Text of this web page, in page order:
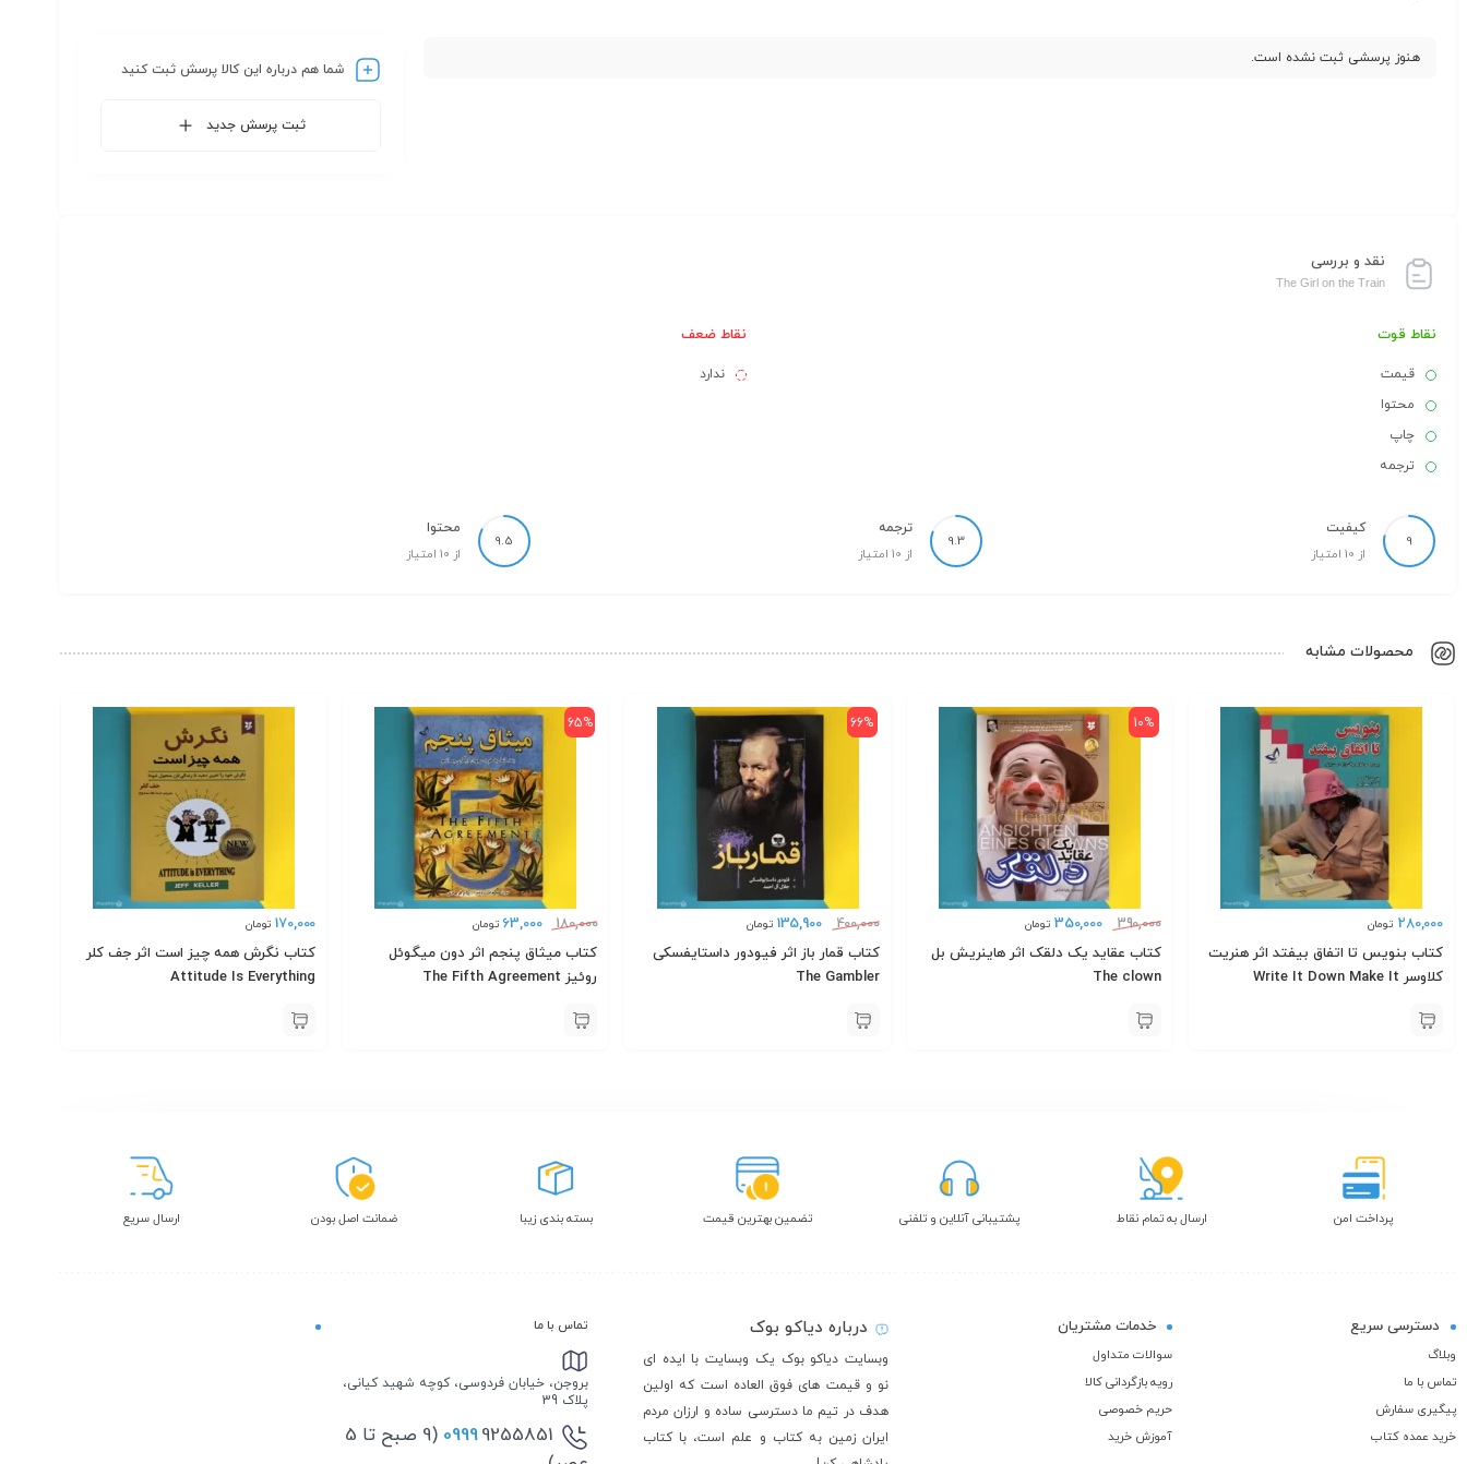
هنوز پرسشی ثبت نشده است.
شما هم درباره این کالا پرسش ثبت کنید
ثبت پرسش جدید
نقد و بررسی
The Girl on the Train
نقاط قوت
قیمت
محتوا
چاپ
ترجمه
نقاط ضعف
ندارد
9
کیفیت
از 10 امتیاز
9.3
ترجمه
از 10 امتیاز
9.5
محتوا
از 10 امتیاز
محصولات مشابه
280,000 تومان
کتاب بنویس تا اتفاق بیفتد اثر هنریت
کلاوسر Write It Down Make It
10%
390,000
350,000 تومان
کتاب عقاید یک دلقک اثر هاینریش بل
The clown
66%
400,000
135,900 تومان
کتاب قمار باز اثر فیودور داستایفسکی
The Gambler
65%
180,000
63,000 تومان
کتاب میثاق پنجم اثر دون میگوئل
روئیز The Fifth Agreement
170,000 تومان
کتاب نگرش همه چیز است اثر جف کلر
Attitude Is Everything
پرداخت امن ارسال به تمام نقاط پشتیبانی آنلاین و تلفنی تضمین بهترین قیمت بسته بندی زیبا ضمانت اصل بودن ارسال سریع
دسترسی سریع
وبلاگ
تماس با ما
پیگیری سفارش
خرید عمده کتاب
خدمات مشتریان
سوالات متداول
رویه بازگردانی کالا
حریم خصوصی
آموزش خرید
درباره دیاکو بوک
وبسایت دیاکو بوک یک وبسایت با ایده ای
نو و قیمت های فوق العاده است که اولین
هدف در تیم ما دسترسی ساده و ارزان مردم
ایران زمین به کتاب و علم است، با کتاب
تماس با ما
بروجن، خیابان فردوسی، کوچه شهید کیانی،
پلاک 39
0999
9255851 (9 صبح تا 5